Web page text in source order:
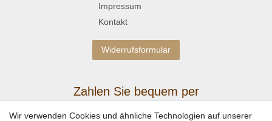
Impressum
Kontakt
Widerrufsformular
Zahlen Sie bequem per
Wir verwenden Cookies und ähnliche Technologien auf unserer